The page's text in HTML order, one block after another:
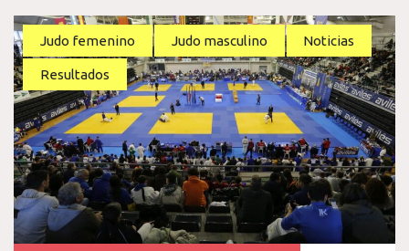
Judo femenino Judo masculino Noticias
Resultados